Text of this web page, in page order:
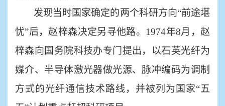
发现当时国家确定的两个科研方向“前途堪
忧”后，赵梓森决定另寻他路。1974年8月，赵
梓森向国务院科技办专门提出，以石英光纤为
媒介、半导体激光器做光源、脉冲编码为调制
方式的光纤通信技术路线，并被列为国家“五